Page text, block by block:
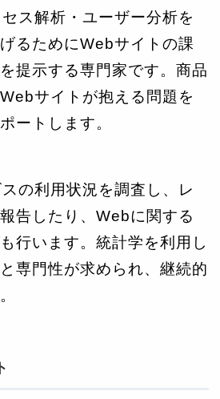
ス解析・ユーザー分析を
るためにWebサイトの課
提示する専門家です。商品
サイトが抱える問題を
ートします。
の利用状況を調査し、レ
告したり、Webに関する
行います。統計学を利用し
専門性が求められ、継続的